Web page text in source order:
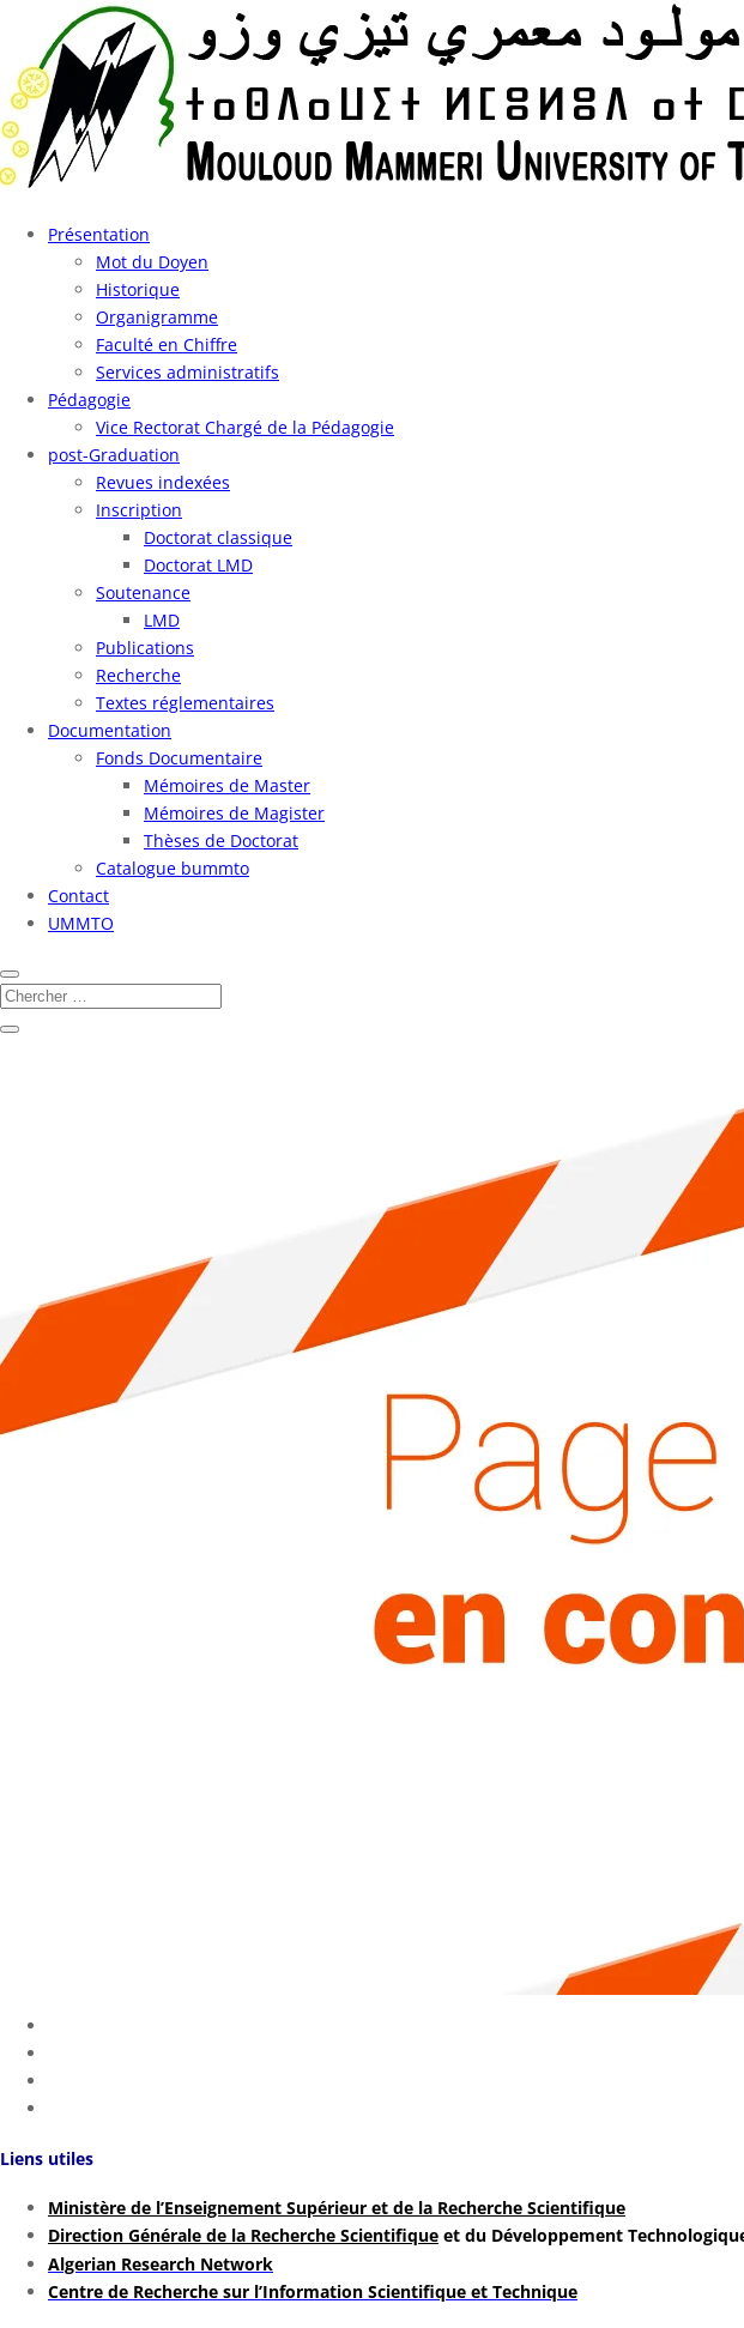
Présentation
Mot du Doyen
Historique
Organigramme
Faculté en Chiffre
Services administratifs
Pédagogie
Vice Rectorat Chargé de la Pédagogie
post-Graduation
Revues indexées
Inscription
Doctorat classique
Doctorat LMD
Soutenance
LMD
Publications
Recherche
Textes réglementaires
Documentation
Fonds Documentaire
Mémoires de Master
Mémoires de Magister
Thèses de Doctorat
Catalogue bummto
Contact
UMMTO
Liens utiles
Ministère de l’Enseignement Supérieur et de la Recherche Scientifique
Direction Générale de la Recherche Scientifique et du Développement
Algerian Research Network
Centre de Recherche sur l’Information Scientifique et Technique